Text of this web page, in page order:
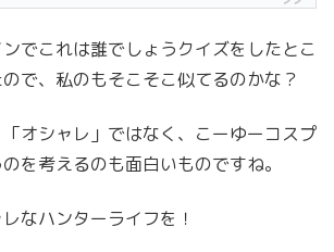
でこれは誰でしょうクイズをしたとこ
で、私のもそこそこ似てるのかな？
オシャレ」ではなく、こーゆーコスプ
を考えるのも面白いものですね。
なハンターライフを！